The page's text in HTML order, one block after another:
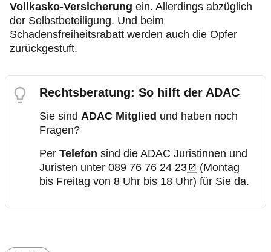
Vollkasko-Versicherung ein. Allerdings abzüglich
der Selbstbeteiligung. Und beim
Schadensfreiheitsrabatt werden auch die Opfer
zurückgestuft.
Rechtsberatung: So hilft der ADAC
Sie sind ADAC Mitglied und haben noch
Fragen?
Per Telefon sind die ADAC Juristinnen und
Juristen unter 089 76 76 24 23
(Montag
bis Freitag von 8 Uhr bis 18 Uhr) für Sie da.